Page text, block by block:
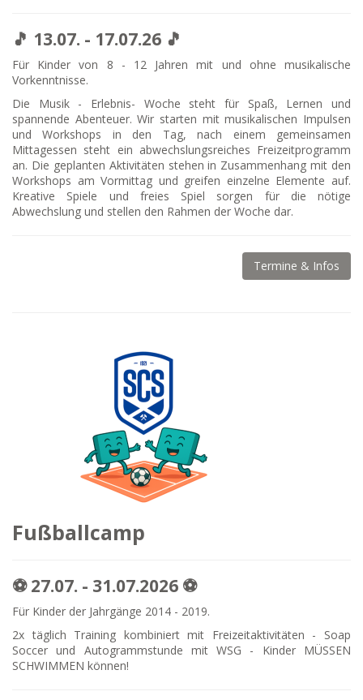
🎵 13.07. - 17.07.26 🎵
Für Kinder von 8 - 12 Jahren mit und ohne musikalische
Vorkenntnisse.
Die Musik - Erlebnis- Woche steht für Spaß, Lernen und
spannende Abenteuer. Wir starten mit musikalischen Impulsen
und Workshops in den Tag, nach einem gemeinsamen
Mittagessen steht ein abwechslungsreiches Freizeitprogramm
an. Die geplanten Aktivitäten stehen in Zusammenhang mit den
Workshops am Vormittag und greifen einzelne Elemente auf.
Kreative Spiele und freies Spiel sorgen für die nötige
Abwechslung und stellen den Rahmen der Woche dar.
Termine & Infos
Fußballcamp
⚽ 27.07. - 31.07.2026 ⚽
Für Kinder der Jahrgänge 2014 - 2019.
2x täglich Training kombiniert mit Freizeitaktivitäten - Soap
Soccer und Autogrammstunde mit WSG - Kinder MÜSSEN
SCHWIMMEN können!